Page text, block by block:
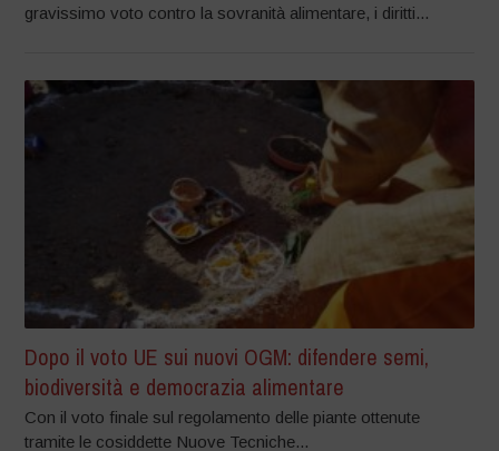
gravissimo voto contro la sovranità alimentare, i diritti...
Dopo il voto UE sui nuovi OGM: difendere semi,
biodiversità e democrazia alimentare
Con il voto finale sul regolamento delle piante ottenute
tramite le cosiddette Nuove Tecniche...